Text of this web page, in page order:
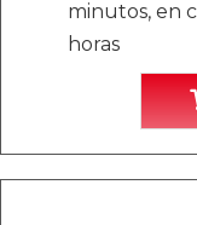
minutos, en
horas